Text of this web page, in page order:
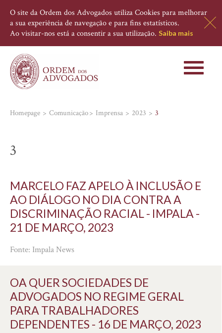
O site da Ordem dos Advogados utiliza Cookies para melhorar
a sua experiência de navegação e para fins estatísticos.
Ao visitar-nos está a consentir a sua utilização. Saiba mais
Toggle
Homepage Comunicação Imprensa 2023 3
3
MARCELO FAZ APELO À INCLUSÃO E
AO DIÁLOGO NO DIA CONTRA A
DISCRIMINAÇÃO RACIAL - IMPALA -
21 DE MARÇO, 2023
Fonte: Impala News
OA QUER SOCIEDADES DE
ADVOGADOS NO REGIME GERAL
PARA TRABALHADORES
DEPENDENTES - 16 DE MARÇO, 2023